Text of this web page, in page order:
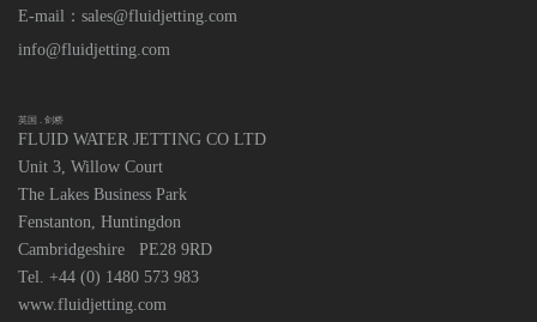
E-mail：sales@fluidjetting.com
info@fluidjetting.com
英国 . 剑桥
FLUID WATER JETTING CO LTD
Unit 3, Willow Court
The Lakes Business Park
Fenstanton, Huntingdon
Cambridgeshire PE28 9RD
Tel. +44 (0) 1480 573 983
www.fluidjetting.com